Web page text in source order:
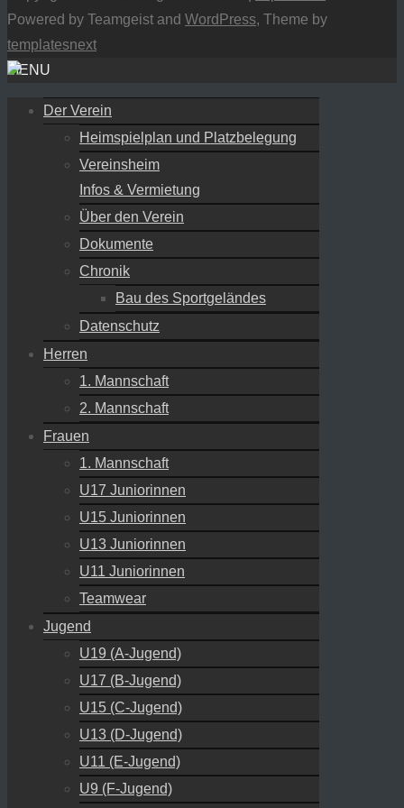
Powered by Teamgeist and WordPress, Theme by
templatesnext
MENU
Der Verein
Heimspielplan und Platzbelegung
Vereinsheim
Infos & Vermietung
Über den Verein
Dokumente
Chronik
Bau des Sportgeländes
Datenschutz
Herren
1. Mannschaft
2. Mannschaft
Frauen
1. Mannschaft
U17 Juniorinnen
U15 Juniorinnen
U13 Juniorinnen
U11 Juniorinnen
Teamwear
Jugend
U19 (A-Jugend)
U17 (B-Jugend)
U15 (C-Jugend)
U13 (D-Jugend)
U11 (E-Jugend)
U9 (F-Jugend)